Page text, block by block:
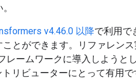
v4.46.0 以降で利用で
ことができます。リファレンス
レームワークに導入しようと
リビューターにとって有用で